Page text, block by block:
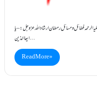
فضائل ومسائل رمضان ارشاد اللہ عزوجل: – یا
ایھاالذین…
Read More »